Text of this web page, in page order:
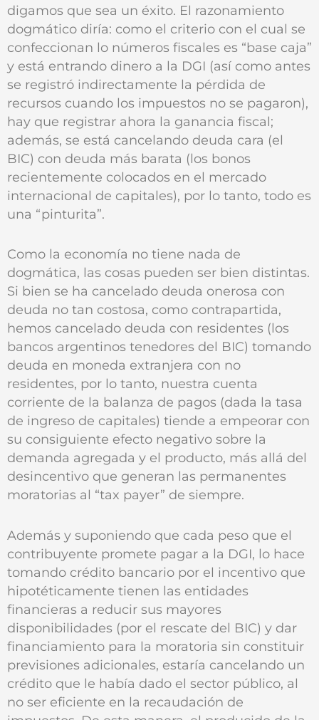
digamos que sea un éxito. El razonamiento
dogmático diría: como el criterio con el cual se
confeccionan lo números fiscales es “base caja”
y está entrando dinero a la DGI (así como antes
se registró indirectamente la pérdida de
recursos cuando los impuestos no se pagaron),
hay que registrar ahora la ganancia fiscal;
además, se está cancelando deuda cara (el
BIC) con deuda más barata (los bonos
recientemente colocados en el mercado
internacional de capitales), por lo tanto, todo es
una “pinturita”.
Como la economía no tiene nada de
dogmática, las cosas pueden ser bien distintas.
Si bien se ha cancelado deuda onerosa con
deuda no tan costosa, como contrapartida,
hemos cancelado deuda con residentes (los
bancos argentinos tenedores del BIC) tomando
deuda en moneda extranjera con no
residentes, por lo tanto, nuestra cuenta
corriente de la balanza de pagos (dada la tasa
de ingreso de capitales) tiende a empeorar con
su consiguiente efecto negativo sobre la
demanda agregada y el producto, más allá del
desincentivo que generan las permanentes
moratorias al “tax payer” de siempre.
Además y suponiendo que cada peso que el
contribuyente promete pagar a la DGI, lo hace
tomando crédito bancario por el incentivo que
hipotéticamente tienen las entidades
financieras a reducir sus mayores
disponibilidades (por el rescate del BIC) y dar
financiamiento para la moratoria sin constituir
previsiones adicionales, estaría cancelando un
crédito que le había dado el sector público, al
no ser eficiente en la recaudación de